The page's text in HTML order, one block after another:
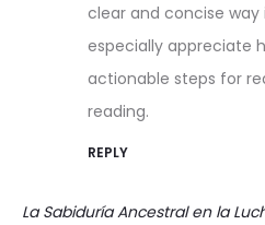
clear and concise way
especially appreciate
actionable steps for
reading.
REPLY
La Sabiduría Ancestral en la